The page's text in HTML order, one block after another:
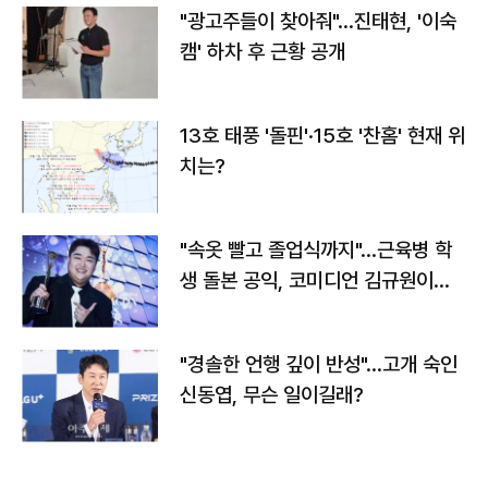
"광고주들이 찾아줘"…진태현, '이숙
캠' 하차 후 근황 공개
13호 태풍 '돌핀'·15호 '찬홈' 현재 위
치는?
"속옷 빨고 졸업식까지"…근육병 학
생 돌본 공익, 코미디언 김규원이었
"경솔한 언행 깊이 반성"…고개 숙인
신동엽, 무슨 일이길래?